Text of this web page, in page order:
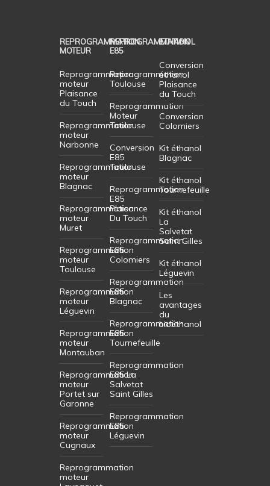
REPROGRAMMATION
MOTEUR
Reprogrammation
moteur
Plaisance
du Touch
Reprogrammation
moteur
Narbonne
Reprogrammation
moteur
Blagnac
Reprogrammation
moteur
Muret
Reprogrammation
moteur
Toulouse
Reprogrammation
moteur
Léguevin
Reprogrammation
moteur
Montauban
Reprogrammation
moteur
Portet sur
Garonne
Reprogrammation
moteur
Cugnaux
Reprogrammation
moteur
REPROGRAMMATION
E85
Reprogrammation
Toulouse
Reprogrammation
Moteur
Toulouse
Conversion
E85
Toulouse
Reprogrammation
E85
Plaisance
Du Touch
Reprogrammation
E85
Colomiers
Reprogrammation
E85
Blagnac
Reprogrammation
E85
Tournefeuille
Reprogrammation
E85 La
Salvetat
Saint Gilles
Reprogrammation
E85
Léguevin
ETHANOL
Conversion
éthanol
Plaisance
du Touch
Conversion
Colomiers
Kit éthanol
Blagnac
Kit éthanol
Tournefeuille
Kit éthanol
La
Salvetat
Saint Gilles
Kit éthanol
Léguevin
Les
avantages
du
bioéthanol